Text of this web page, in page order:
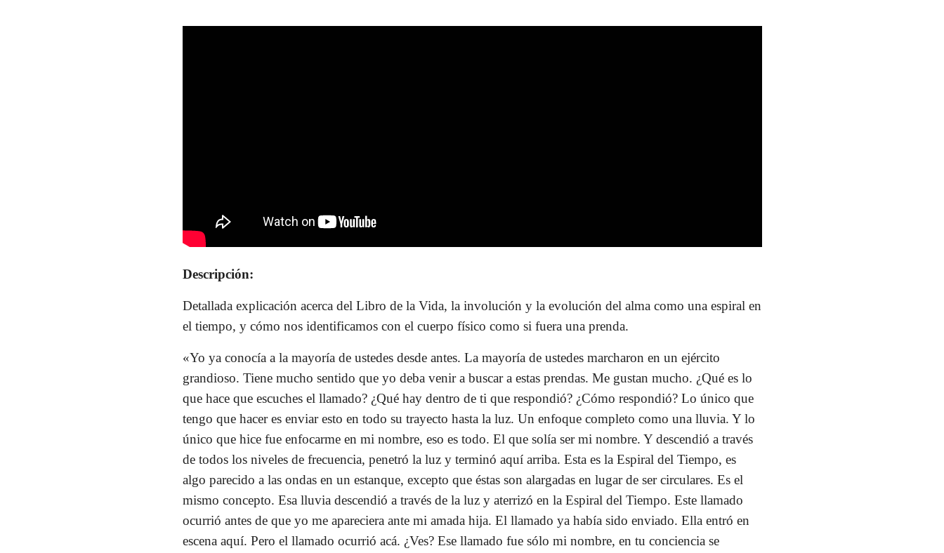
Descripción:
Detallada explicación acerca del Libro de la Vida, la involución y la evolución del alma como una espiral en
el tiempo, y cómo nos identificamos con el cuerpo físico como si fuera una prenda.
«Yo ya conocía a la mayoría de ustedes desde antes. La mayoría de ustedes marcharon en un ejército
grandioso. Tiene mucho sentido que yo deba venir a buscar a estas prendas. Me gustan mucho. ¿Qué es lo
que hace que escuches el llamado? ¿Qué hay dentro de ti que respondió? ¿Cómo respondió? Lo único que
tengo que hacer es enviar esto en todo su trayecto hasta la luz. Un enfoque completo como una lluvia. Y lo
único que hice fue enfocarme en mi nombre, eso es todo. El que solía ser mi nombre. Y descendió a través
de todos los niveles de frecuencia, penetró la luz y terminó aquí arriba. Esta es la Espiral del Tiempo, es
algo parecido a las ondas en un estanque, excepto que éstas son alargadas en lugar de ser circulares. Es el
mismo concepto. Esa lluvia descendió a través de la luz y aterrizó en la Espiral del Tiempo. Este llamado
ocurrió antes de que yo me apareciera ante mi amada hija. El llamado ya había sido enviado. Ella entró en
escena aquí. Pero el llamado ocurrió acá. ¿Ves? Ese llamado fue sólo mi nombre, en tu conciencia se